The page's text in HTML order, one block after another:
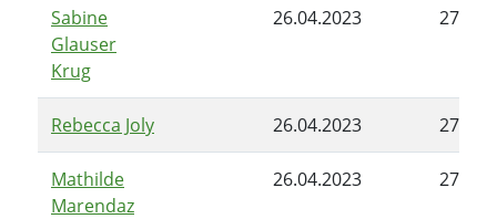
Sabine
Glauser
Krug
26.04.2023
Rebecca Joly 26.04.2023
Mathilde
Marendaz
26.04.2023